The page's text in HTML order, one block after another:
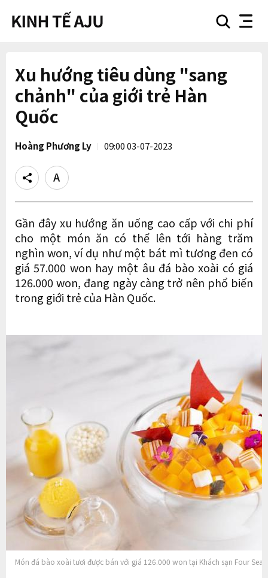
searchnav
Xu hướng tiêu dùng "sang
chảnh" của giới trẻ Hàn
Quốc
Hoàng Phương Ly 09:00 03-07-2023
Share
Text
size
Gần đây xu hướng ăn uống cao cấp với chi phí
cho một món ăn có thể lên tới hàng trăm
nghìn won, ví dụ như một bát mì tương đen có
giá 57.000 won hay một âu đá bào xoài có giá
126.000 won, đang ngày càng trở nên phổ biến
trong giới trẻ của Hàn Quốc.
Món đá bào xoài tươi được bán với giá 126.000 won tại Khách sạn Four